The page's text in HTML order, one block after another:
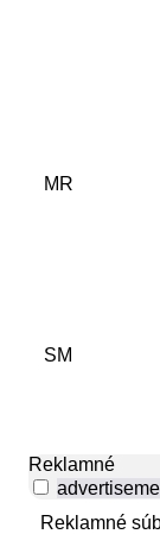
MR
SM
Reklamné
Reklamné